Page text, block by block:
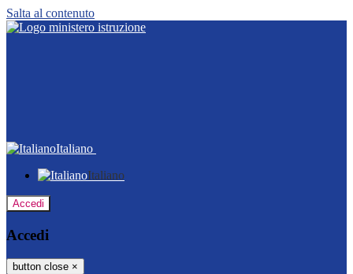
Salta al contenuto
Italiano
Italiano
Accedi
Accedi
button close ×